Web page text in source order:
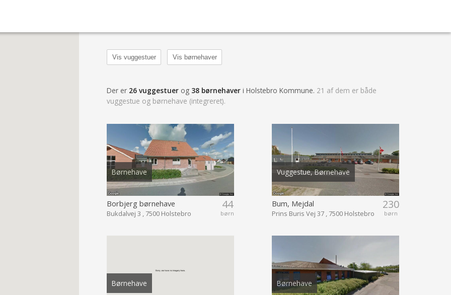
Vis vuggestuer Vis børnehaver
Der er 26 vuggestuer og 38 børnehaver i Holstebro Kommune. 21 af dem er både
vuggestue og børnehave (integreret).
Børnehave
44
børn
Borbjerg børnehave
Bukdalvej 3 , 7500 Holstebro
Vuggestue, Børnehave
230
børn
Bum, Mejdal
Prins Buris Vej 37 , 7500 Holstebro
Børnehave Børnehave